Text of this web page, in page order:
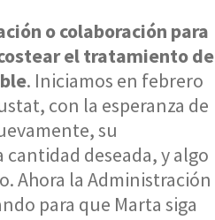
o colaboración para
el tratamiento de
. Iniciamos en febrero
con la esperanza de
su
deseada, y algo
Ahora la Administración
para que Marta siga